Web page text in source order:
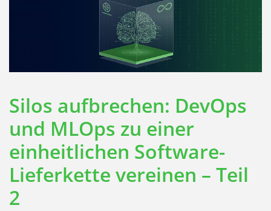
Silos aufbrechen: DevOps
und MLOps zu einer
einheitlichen Software-
Lieferkette vereinen – Teil
2